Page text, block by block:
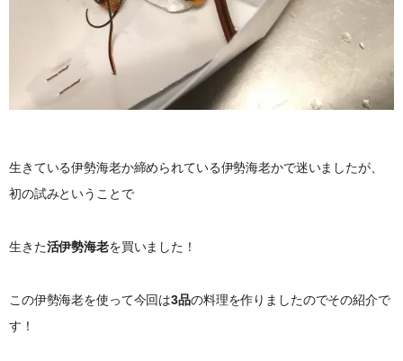
生きている伊勢海老か締められている伊勢海老かで迷いましたが、
初の試みということで
生きた活伊勢海老を買いました！
この伊勢海老を使って今回は3品の料理を作りましたのでその紹介で
す！